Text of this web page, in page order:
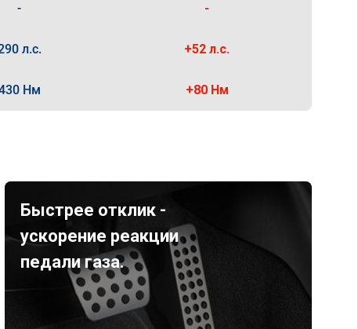
- -
л.с. +52 л.с.
Нм +80 Нм
Быстрее отклик -
ускорение реакции
педали газа.